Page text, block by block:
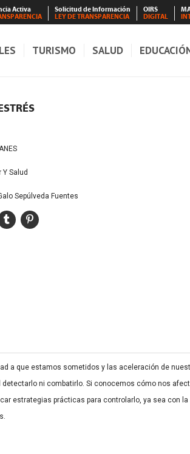
Activa
Solicitud de Información
LEY DE TRANSPARENCIA
OIRS
DIGITAL
TURISMO SALUD
Y Salud
Sepúlveda Fuentes
a que estamos sometidos y las aceleración de
ni combatirlo. Si conocemos cómo nos
estrategias prácticas para controlarlo, ya sea con la